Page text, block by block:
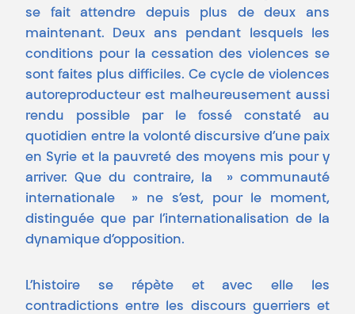
se fait attendre depuis plus de deux ans
maintenant. Deux ans pendant lesquels les
conditions pour la cessation des violences se
sont faites plus difficiles. Ce cycle de violences
autoreproducteur est malheureusement aussi
rendu possible par le fossé constaté au
quotidien entre la volonté discursive d’une paix
en Syrie et la pauvreté des moyens mis pour y
arriver. Que du contraire, la » communauté
internationale » ne s’est, pour le moment,
distinguée que par l’internationalisation de la
dynamique d’opposition.
L’histoire se répète et avec elle les
contradictions entre les discours guerriers et